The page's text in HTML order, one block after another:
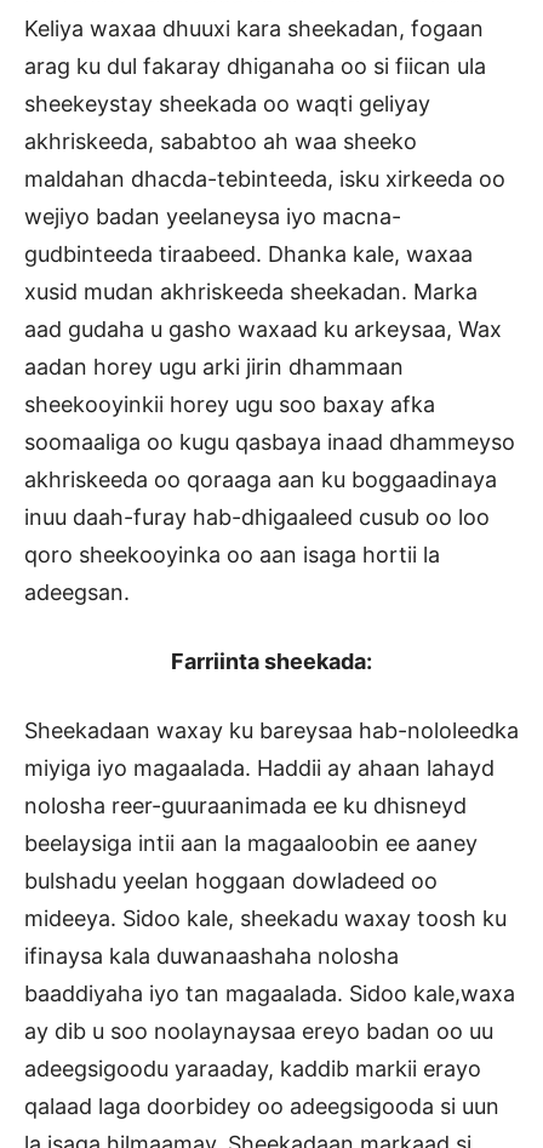
Keliya waxaa dhuuxi kara sheekadan, fogaan
arag ku dul fakaray dhiganaha oo si fiican ula
sheekeystay sheekada oo waqti geliyay
akhriskeeda, sababtoo ah waa sheeko
maldahan dhacda-tebinteeda, isku xirkeeda oo
wejiyo badan yeelaneysa iyo macna-
gudbinteeda tiraabeed. Dhanka kale, waxaa
xusid mudan akhriskeeda sheekadan. Marka
aad gudaha u gasho waxaad ku arkeysaa, Wax
aadan horey ugu arki jirin dhammaan
sheekooyinkii horey ugu soo baxay afka
soomaaliga oo kugu qasbaya inaad dhammeyso
akhriskeeda oo qoraaga aan ku boggaadinaya
inuu daah-furay hab-dhigaaleed cusub oo loo
qoro sheekooyinka oo aan isaga hortii la
adeegsan.
Farriinta sheekada:
Sheekadaan waxay ku bareysaa hab-nololeedka
miyiga iyo magaalada. Haddii ay ahaan lahayd
nolosha reer-guuraanimada ee ku dhisneyd
beelaysiga intii aan la magaaloobin ee aaney
bulshadu yeelan hoggaan dowladeed oo
mideeya. Sidoo kale, sheekadu waxay toosh ku
ifinaysa kala duwanaashaha nolosha
baaddiyaha iyo tan magaalada. Sidoo kale,waxa
ay dib u soo noolaynaysaa ereyo badan oo uu
adeegsigoodu yaraaday, kaddib markii erayo
qalaad laga doorbidey oo adeegsigooda si uun